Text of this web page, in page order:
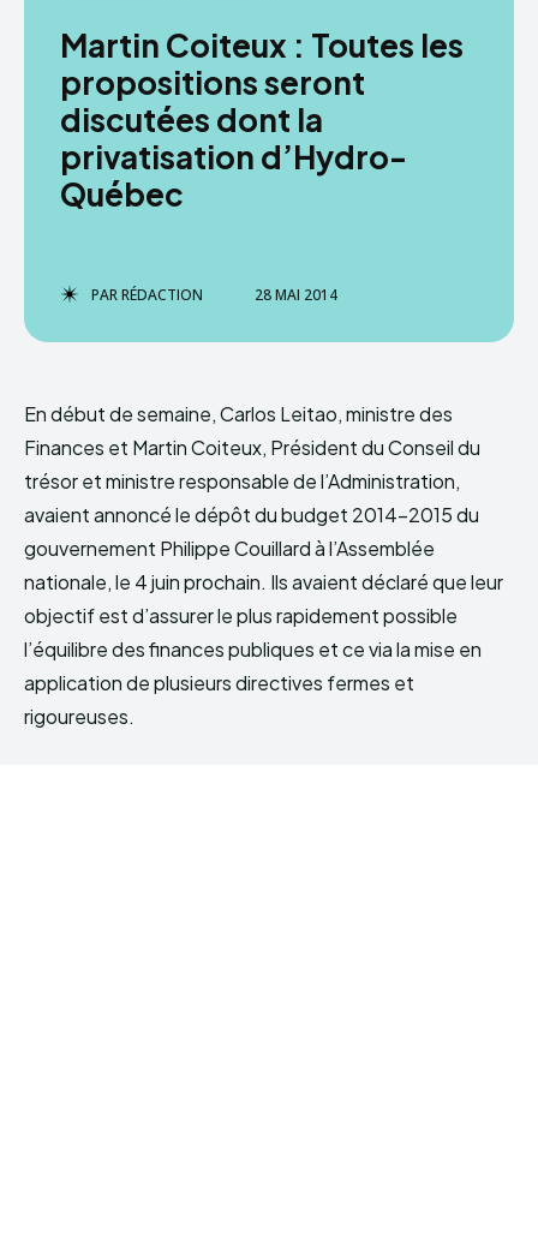
Martin Coiteux : Toutes les
propositions seront
discutées dont la
privatisation d’Hydro-
Québec
PARRÉDACTION 28 MAI 2014
En début de semaine, Carlos Leitao, ministre des
Finances et Martin Coiteux, Président du Conseil du
trésor et ministre responsable de l’Administration,
avaient annoncé le dépôt du budget 2014-2015 du
gouvernement Philippe Couillard à l’Assemblée
nationale, le 4 juin prochain. Ils avaient déclaré que leur
objectif est d’assurer le plus rapidement possible
l’équilibre des finances publiques et ce via la mise en
application de plusieurs directives fermes et
rigoureuses.